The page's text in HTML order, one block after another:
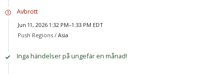
Avbrott
Jun 11, 2026 1:32 PM–1:33 PM EDT
Push Regions / Asia
Inga händelser på ungefär en månad!